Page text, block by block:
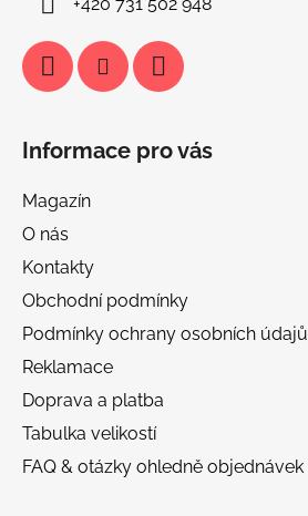
Informace pro vás
Magazín
O nás
Kontakty
Obchodní podmínky
Podmínky ochrany osobních údajů
Reklamace
Doprava a platba
Tabulka velikostí
FAQ & otázky ohledně objednávek